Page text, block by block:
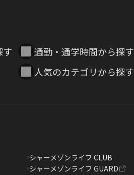
す
通勤・通学時間から探す
人気のカテゴリから探す
シャーメゾンライフ CLUB
シャーメゾンライフ GUARD